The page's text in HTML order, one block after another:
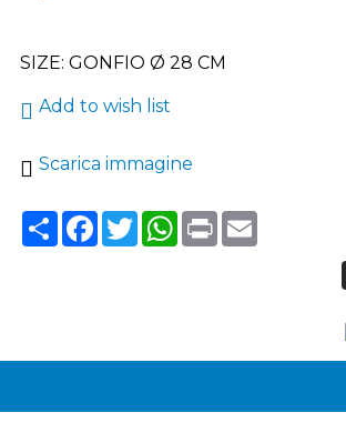
SIZE: GONFIO Ø 28 CM
Add to wish list
Scarica immagine
ShareFacebook
TwitterWhatsApp
PrintEmail